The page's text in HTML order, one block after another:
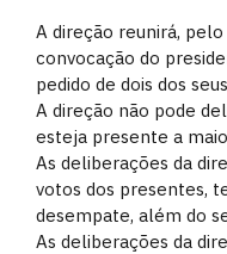
A direção reunirá,
convocação do
pedido de dois dos
A direção não pode
esteja presente a
As deliberações da
votos dos presentes,
desempate, além do
As deliberações da